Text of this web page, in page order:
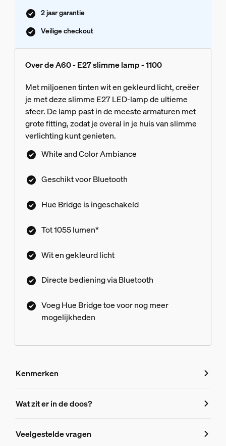
2 jaar garantie
Veilige checkout
Over de A60 - E27 slimme lamp - 1100
Met miljoenen tinten wit en gekleurd licht, creëer
je met deze slimme E27 LED-lamp de ultieme
sfeer. De lamp past in de meeste armaturen met
grote fitting, zodat je overal in je huis van slimme
verlichting kunt genieten.
White and Color Ambiance
Geschikt voor Bluetooth
Hue Bridge is ingeschakeld
Tot 1055 lumen*
Wit en gekleurd licht
Directe bediening via Bluetooth
Voeg Hue Bridge toe voor nog meer
mogelijkheden
Kenmerken
Kenmerken
8719514291171
Wat zit er in de doos?
Veelgestelde vragen